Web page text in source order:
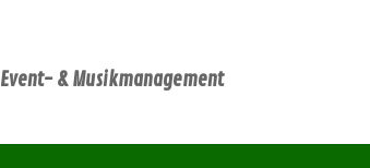
Event- & Musikmanagement